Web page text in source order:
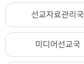
선교자료관리국
미디어선교국